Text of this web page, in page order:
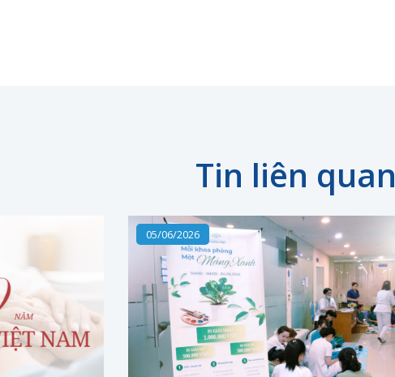
Tin liên quan
05/06/2026